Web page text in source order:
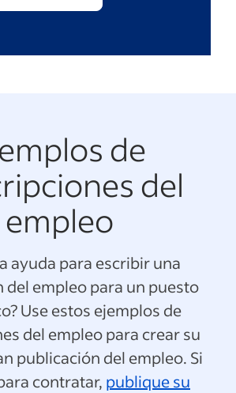
de
del
empleo
ayuda para escribir una
del empleo para un puesto
Use estos ejemplos de
del empleo para crear su
publicación del empleo. Si
contratar, publique su